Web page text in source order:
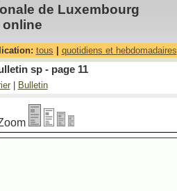
de Luxembourg
tous quotidiens et hebdomadaires
sp - page 11
| Bulletin